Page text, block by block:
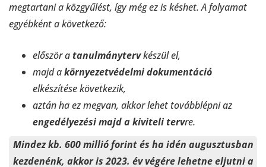
megtartani a közgyűlést, így még ez is késhet. A folyamat
egyébként a következő:
először atanulmánytervkészül el,
majd akörnyezetvédelmi dokumentáció
elkészítése következik,
aztán ha ez megvan, akkor lehet továbblépni az
engedélyezési majd a kiviteli tervre.
Mindez kb. 600 millió forint és ha idén augusztusban
kezdenénk, akkor is 2023. év végére lehetne eljutni a